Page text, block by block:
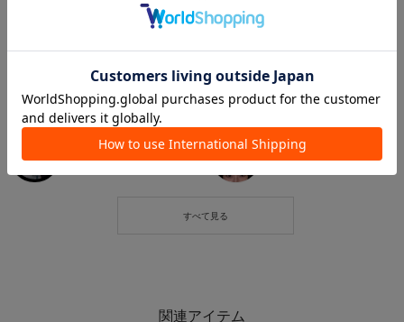
2026.03.16
【新生活に】人気のtowerシリーズ
2026.03.15
yuna